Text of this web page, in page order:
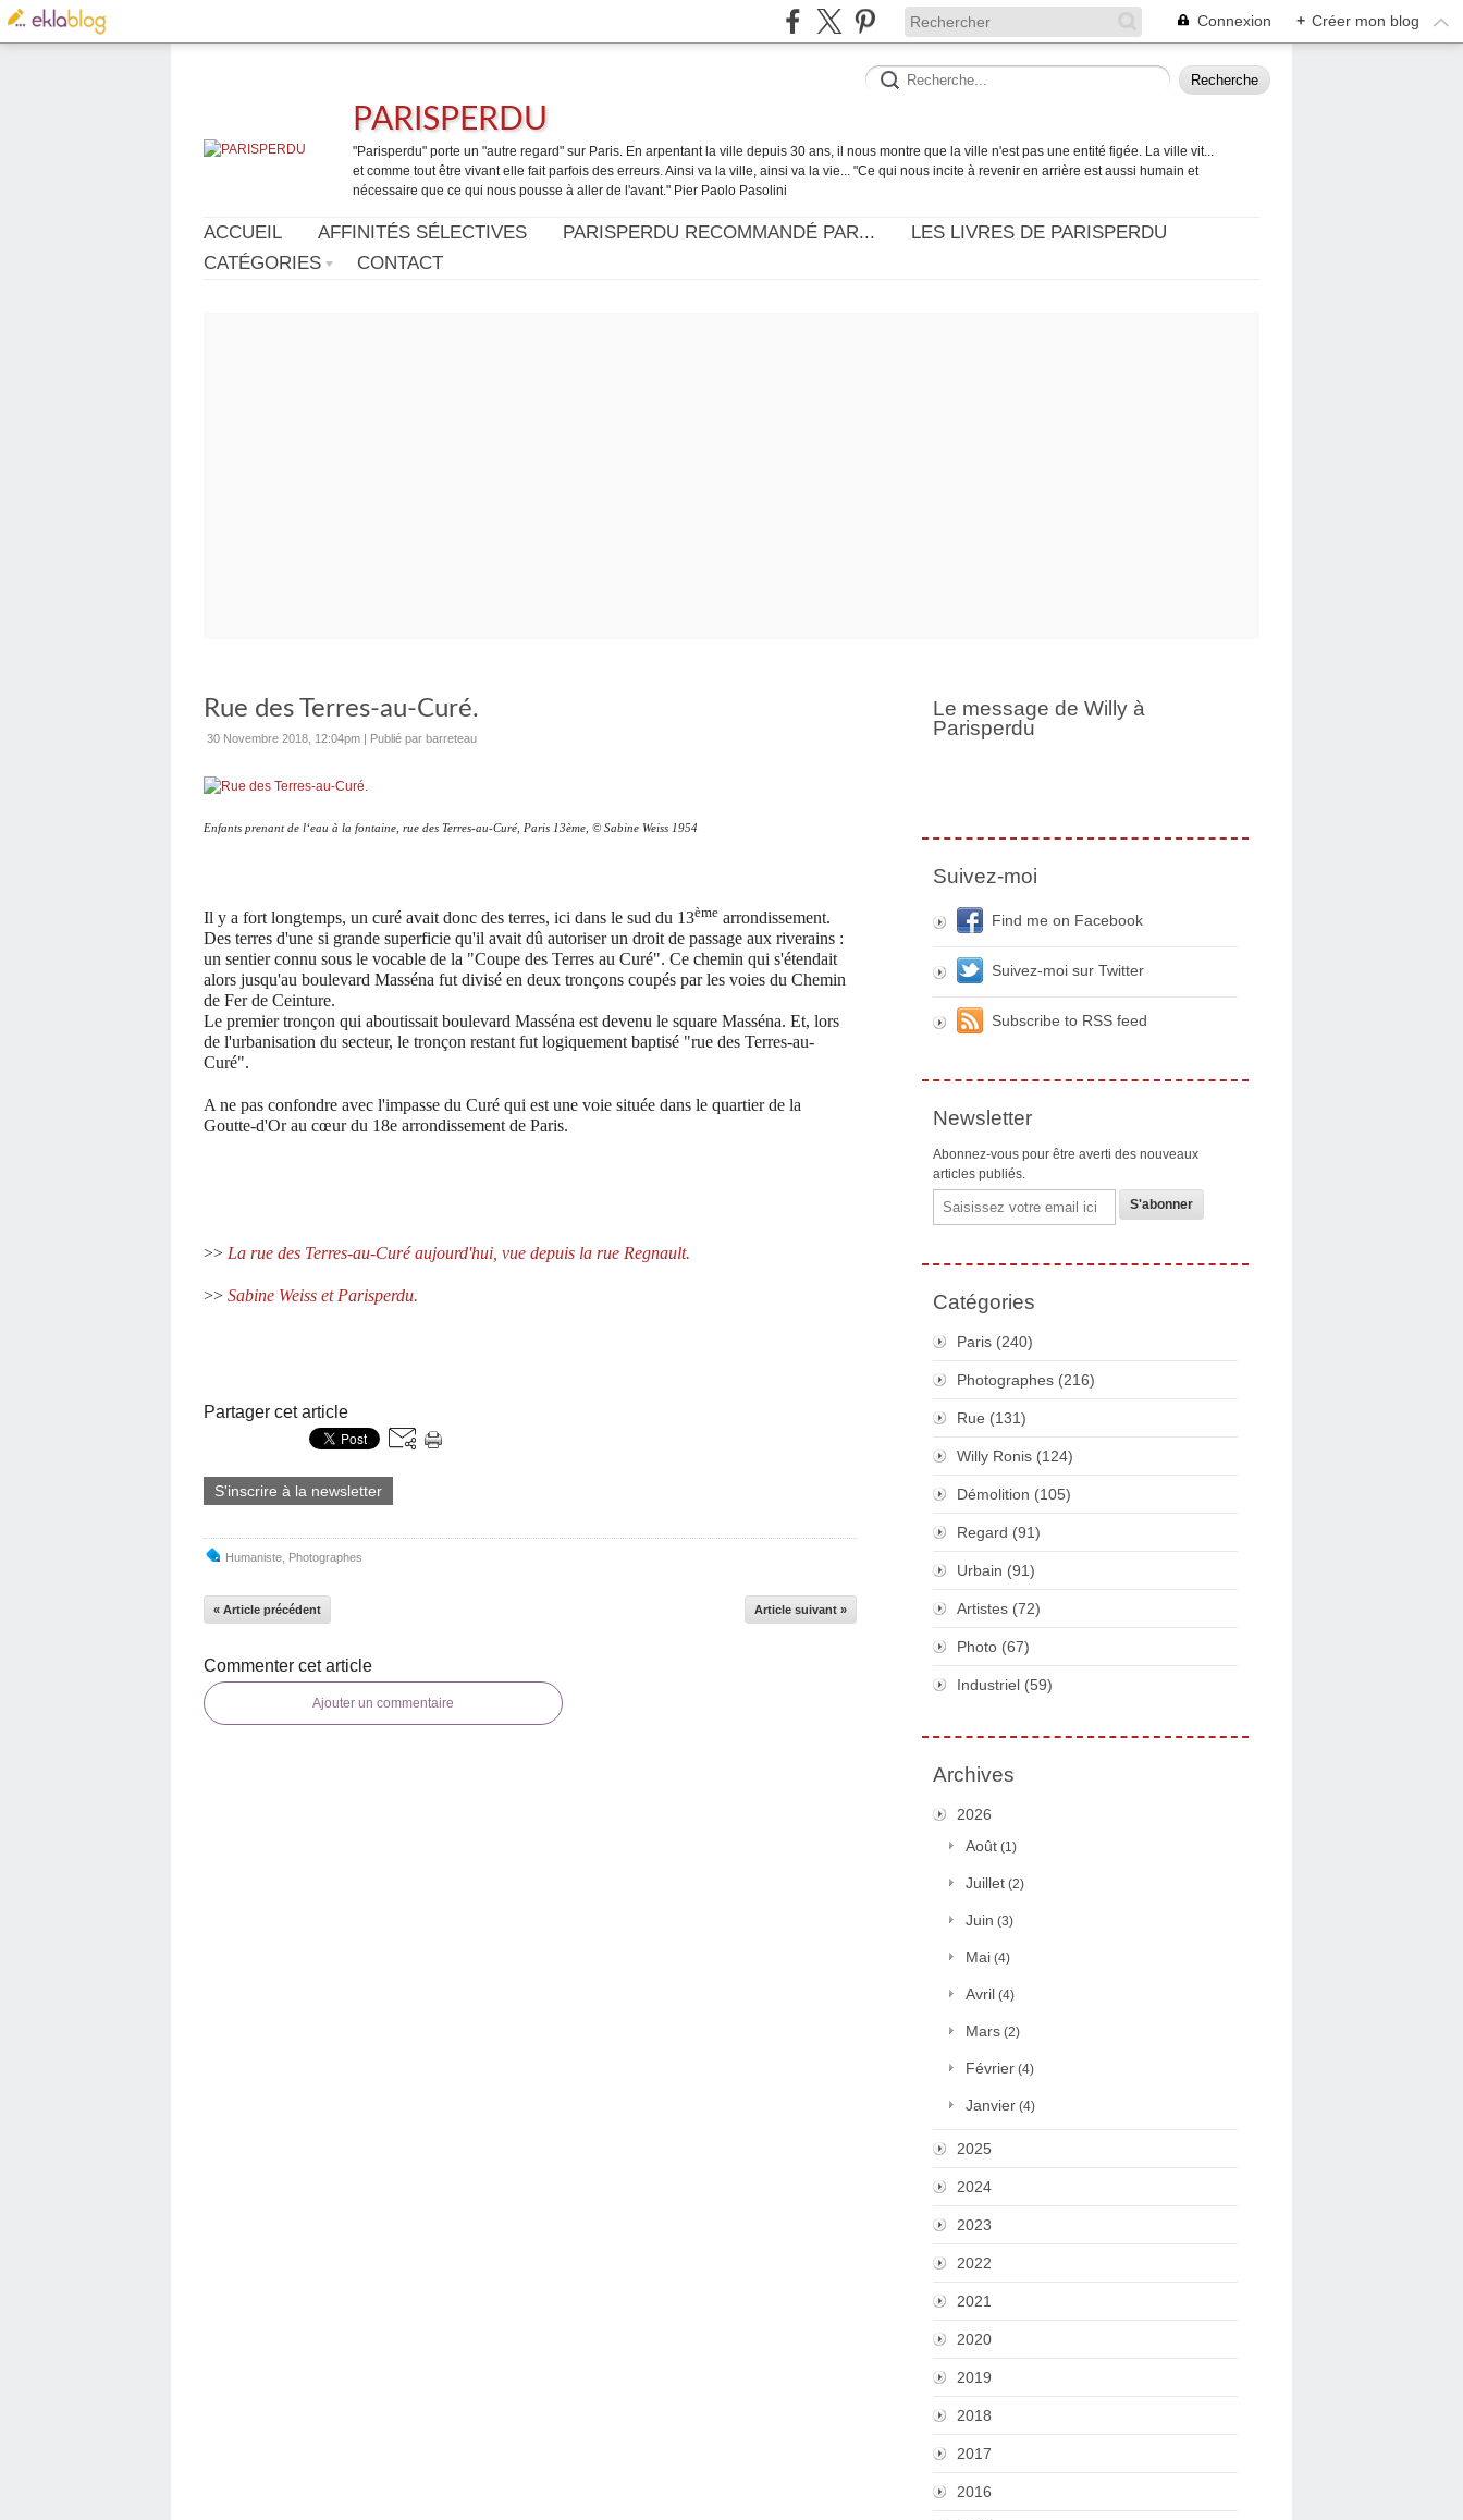
Connexion + Créer mon blog
PARISPERDU
"Parisperdu" porte un "autre regard" sur Paris. En arpentant la ville depuis 30 ans, il nous montre que la ville n'est pas une entité figée. La ville vit...
et comme tout être vivant elle fait parfois des erreurs. Ainsi va la ville, ainsi va la vie... "Ce qui nous incite à revenir en arrière est aussi humain et
nécessaire que ce qui nous pousse à aller de l'avant." Pier Paolo Pasolini
ACCUEIL AFFINITÉS SÉLECTIVES PARISPERDU RECOMMANDÉ PAR...
LES LIVRES DE PARISPERDU
CATÉGORIES
CONTACT
Rue des Terres-au-Curé.
30 Novembre 2018, 12:04pm | Publié par barreteau
Enfants prenant de l‘eau à la fontaine, rue des Terres-au-Curé, Paris 13ème, © Sabine Weiss 1954
Il y a fort longtemps, un curé avait donc des terres, ici dans le sud du 13ème arrondissement.
Des terres d'une si grande superficie qu'il avait dû autoriser un droit de passage aux riverains :
un sentier connu sous le vocable de la "Coupe des Terres au Curé". Ce chemin qui s'étendait
alors jusqu'au boulevard Masséna fut divisé en deux tronçons coupés par les voies du Chemin
de Fer de Ceinture.
Le premier tronçon qui aboutissait boulevard Masséna est devenu le square Masséna. Et, lors
de l'urbanisation du secteur, le tronçon restant fut logiquement baptisé "rue des Terres-au-
Curé".
A ne pas confondre avec l'impasse du Curé qui est une voie située dans le quartier de la
Goutte-d'Or au cœur du 18e arrondissement de Paris.
>> La rue des Terres-au-Curé aujourd'hui, vue depuis la rue Regnault.
>> Sabine Weiss et Parisperdu.
Partager cet article
S'inscrire à la newsletter
Humaniste Photographes
« Article précédent Article suivant »
Commenter cet article
Ajouter un commentaire
Le message de Willy à
Parisperdu
Suivez-moi
Find me on Facebook
Suivez-moi sur Twitter
Subscribe to RSS feed
Newsletter
Abonnez-vous pour être averti des nouveaux
articles publiés.
Email
Catégories
Paris (240)
Photographes (216)
Rue (131)
Willy Ronis (124)
Démolition (105)
Regard (91)
Urbain (91)
Artistes (72)
Photo (67)
Industriel (59)
Archives
2026
Août (1)
Juillet (2)
Juin (3)
Mai (4)
Avril (4)
Mars (2)
Février (4)
Janvier (4)
2025
2024
2023
2022
2021
2020
2019
2018
2017
2016